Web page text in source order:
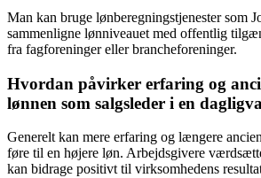
Man kan bruge lønberegningstjenester som
sammenligne lønniveauet med offentlig
fra fagforeninger eller brancheforeninger.
Hvordan påvirker erfaring og
lønnen som salgsleder i en
Generelt kan mere erfaring og længere
føre til en højere løn. Arbejdsgivere
kan bidrage positivt til virksomhedens